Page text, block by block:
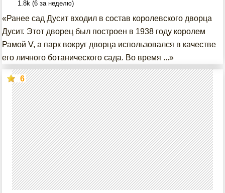
1.8k (6 за неделю)
«Ранее сад Дусит входил в состав королевского дворца
Дусит. Этот дворец был построен в 1938 году королем
Рамой V, а парк вокруг дворца использовался в качестве
его личного ботанического сада. Во время ...»
6